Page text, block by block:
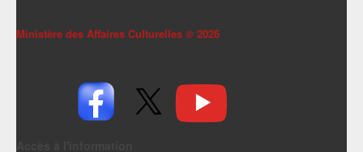
Ministère des Affaires Culturelles © 2026